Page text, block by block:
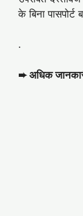
के बिना
.
➨अधिक